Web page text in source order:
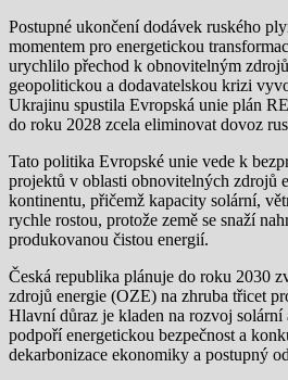
Postupné ukončení dodávek ruského
momentem pro energetickou
urychlilo přechod k obnovitelným
geopolitickou a dodavatelskou krizi
Ukrajinu spustila Evropská unie plán
do roku 2028 zcela eliminovat dovoz
Tato politika Evropské unie vede k
projektů v oblasti obnovitelných zdrojů
kontinentu, přičemž kapacity solární,
rychle rostou, protože země se snaží
produkovanou čistou energií.
Česká republika plánuje do roku 2030
zdrojů energie (OZE) na zhruba třicet
Hlavní důraz je kladen na rozvoj solární
podpoří energetickou bezpečnost a
dekarbonizace ekonomiky a postupný